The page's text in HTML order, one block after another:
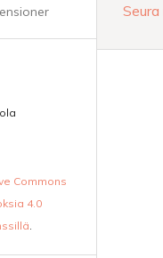
Commons
4.0
.
Seura